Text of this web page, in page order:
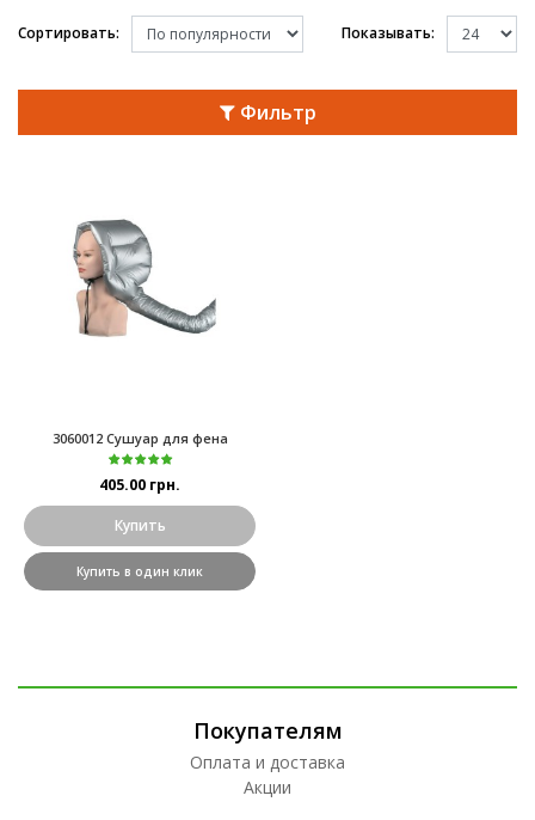
Сортировать: Показывать:
Фильтр
3060012 Сушуар для фена
405.00 грн.
Купить
Купить в один клик
Покупателям
Оплата и доставка
Акции